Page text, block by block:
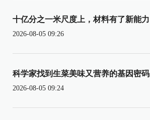
十亿分之一米尺度上，材料有了新能力
2026-08-05 09:26
科学家找到生菜美味又营养的基因密码
2026-08-05 09:24